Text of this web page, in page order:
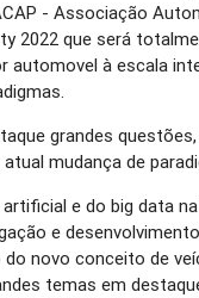
- Associação
2022 que será
automovel à escala
grandes
mudança de
artificial e do big data
e
novo conceito de
temas em